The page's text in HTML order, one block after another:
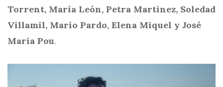
Torrent, María León, Petra Martinez, Soledad
Villamil, Mario Pardo, Elena Miquel y José
María Pou.